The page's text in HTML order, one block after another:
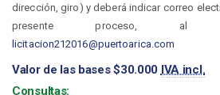
dirección, giro) y deberá indicar correo
presente proceso, al
licitacion212016@puertoarica.com
Valor de las bases $30.000 IVA incl.
Consultas: